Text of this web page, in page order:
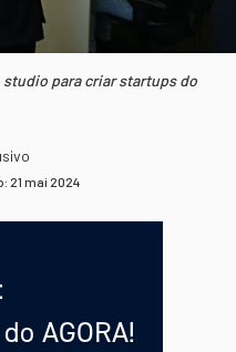
para criar startups do
21 mai 2024
AGORA!